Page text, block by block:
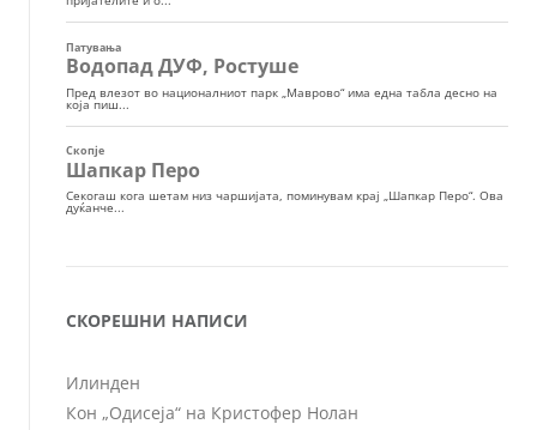
СКОРЕШНИ НАПИСИ
Илинден
Кон „Одисеја“ на Кристофер Нолан